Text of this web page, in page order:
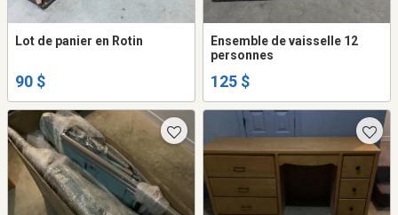
Lot de panier en Rotin
90 $
Ensemble de vaisselle 12
personnes
125 $